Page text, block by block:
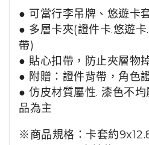
● 可當行李吊牌、 悠遊卡
● 多層卡夾(證件卡.悠遊
帶)
● 貼心扣帶，防止夾層物
● 附贈：證件背帶，角色
● 仿皮材質屬性. 漆色不
品為主
※商品規格： 卡套約